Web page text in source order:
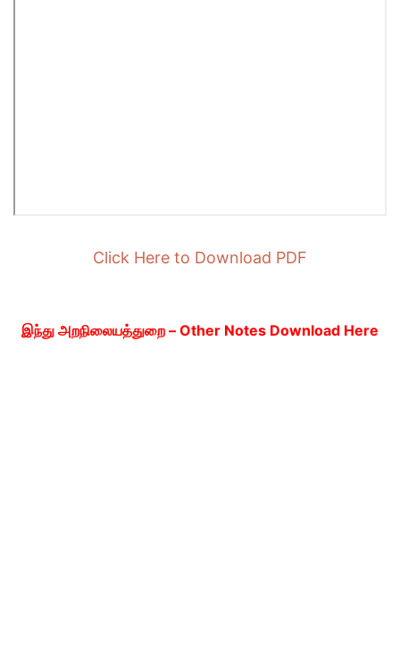
Click Here to Download PDF
இந்து அறநிலையத்துறை – Other Notes Download Here